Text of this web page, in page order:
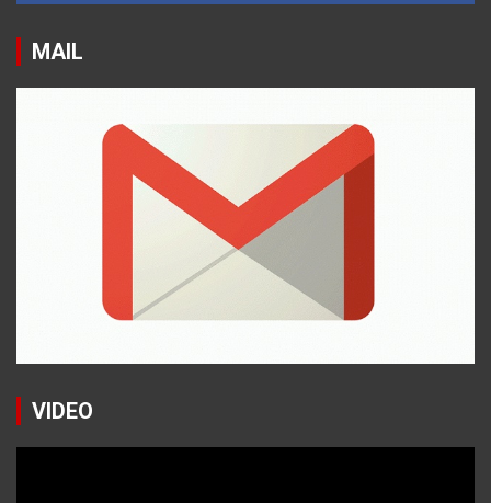
MAIL
VIDEO